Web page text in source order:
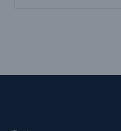
Versicherung bis zu